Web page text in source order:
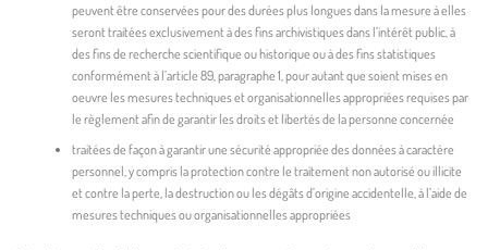
peuvent être conservées pour des durées plus longues dans la mesure à elles
seront traitées exclusivement à des fins archivistiques dans l’intérêt public, à
des fins de recherche scientifique ou historique ou à des fins statistiques
conformément à l’article 89, paragraphe 1, pour autant que soient mises en
oeuvre les mesures techniques et organisationnelles appropriées requises par
le règlement afin de garantir les droits et libertés de la personne concernée
traitées de façon à garantir une sécurité appropriée des données à caractère
personnel, y compris la protection contre le traitement non autorisé ou illicite
et contre la perte, la destruction ou les dégâts d’origine accidentelle, à l’aide de
mesures techniques ou organisationnelles appropriées